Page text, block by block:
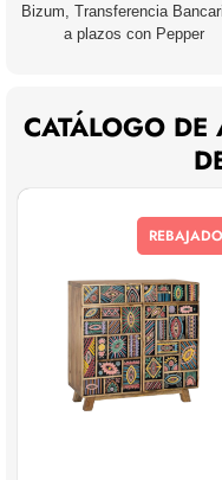
Bizum, Transferencia
a plazos con Pepper
CATÁLOGO DE
REBAJADO